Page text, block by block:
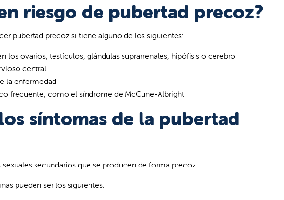
riesgo de pubertad precoz?
pubertad precoz si tiene alguno de los siguientes:
los ovarios, testículos, glándulas suprarrenales, hipófisis o cerebro
central
la enfermedad
frecuente, como el síndrome de McCune-Albright
síntomas de la pubertad
secundarios que se producen de forma precoz.
pueden ser los siguientes: